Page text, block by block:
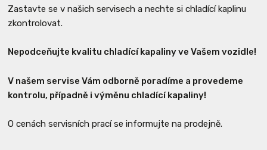
Zastavte se v našich servisech a nechte si chladící kaplinu
zkontrolovat.
Nepodceňujte kvalitu chladící kapaliny ve Vašem vozidle!
V našem servise Vám odborně poradíme a provedeme
kontrolu, případně i výměnu chladící kapaliny!
O cenách servisních prací se informujte na prodejně.